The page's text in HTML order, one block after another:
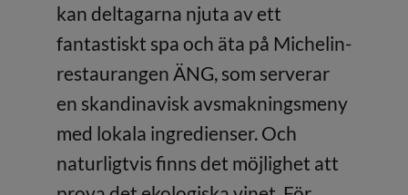
kan deltagarna njuta av ett
fantastiskt spa och äta på Michelin-
restaurangen ÄNG, som serverar
en skandinavisk avsmakningsmeny
med lokala ingredienser. Och
naturligtvis finns det möjlighet att